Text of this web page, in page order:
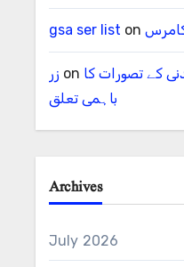
gsa ser list on
زر on کے تصورات کا
باہمی تعلق
Archives
July 2026